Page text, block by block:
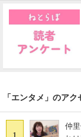
「エンタメ」のア
1
仲